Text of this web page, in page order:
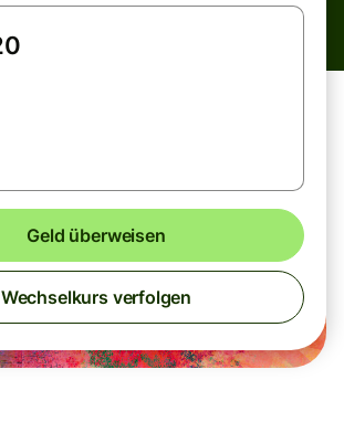
Geld überweisen
Wechselkurs verfolgen